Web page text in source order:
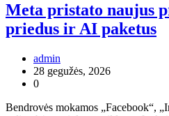
Meta pristato naujus
priedus ir AI paketus
admin
28 gegužės, 2026
0
Bendrovės mokamos „Facebook“,